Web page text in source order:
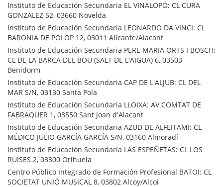
Instituto de Educación Secundaria EL VINALOPÓ: CL CURA
GONZÁLEZ 52, 03660 Novelda
Instituto de Educación Secundaria LEONARDO DA VINCI: CL
BARONIA DE POLOP 12, 03011 Alicante/Alacant
Instituto de Educación Secundaria PERE MARIA ORTS I BOSCH:
CL DE LA BARCA DEL BOU (SALT DE L'AIGUA) 6, 03503
Benidorm
Instituto de Educación Secundaria CAP DE L'ALJUB: CL DEL
MAR S/N, 03130 Santa Pola
Instituto de Educación Secundaria LLOIXA: AV COMTAT DE
FABRAQUER 1, 03550 Sant Joan d'Alacant
Instituto de Educación Secundaria AZUD DE ALFEITAMI: CL
MÉDICO JULIO GARCÍA GARCÍA S/N, 03160 Almoradí
Instituto de Educación Secundaria LAS ESPEÑETAS: CL LOS
RUISES 2, 03300 Orihuela
Centro Público Integrado de Formación Profesional BATOI: CL
SOCIETAT UNIÓ MUSICAL 8, 03802 Alcoy/Alcoi